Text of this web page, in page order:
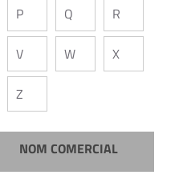
P Q R
V W X
Z
NOM COMERCIAL